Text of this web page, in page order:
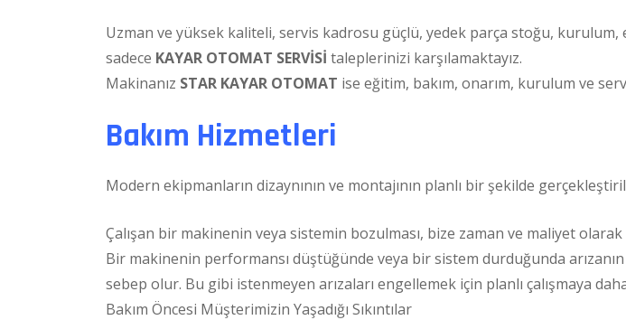
Uzman ve yüksek kaliteli, servis kadrosu güçlü, yedek parça stoğu,
sadece KAYAR OTOMAT SERVİSİ taleplerinizi karşılamaktayız.
Makinanız STAR KAYAR OTOMAT ise eğitim, bakım, onarım, kurulum ve
Bakım Hizmetleri
Modern ekipmanların dizaynının ve montajının planlı bir şekilde
Çalışan bir makinenin veya sistemin bozulması, bize zaman ve maliyet
Bir makinenin performansı düştüğünde veya bir sistem durduğunda
sebep olur. Bu gibi istenmeyen arızaları engellemek için planlı çalışmaya
Bakım Öncesi Müşterimizin Yaşadığı Sıkıntılar